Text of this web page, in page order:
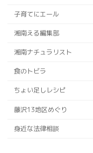
子育てにエール
湘南える編集部
湘南ナチュラリスト
食のトビラ
ちょい足しレシピ
藤沢13地区めぐり
身近な法律相談